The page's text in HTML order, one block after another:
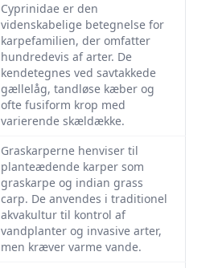
Cyprinidae er den
videnskabelige betegnelse for
karpefamilien, der omfatter
hundredevis af arter. De
kendetegnes ved savtakkede
gællelåg, tandløse kæber og
ofte fusiform krop med
varierende skældække.
Graskarperne henviser til
planteædende karper som
graskarpe og indian grass
carp. De anvendes i traditionel
akvakultur til kontrol af
vandplanter og invasive arter,
men kræver varme vande.